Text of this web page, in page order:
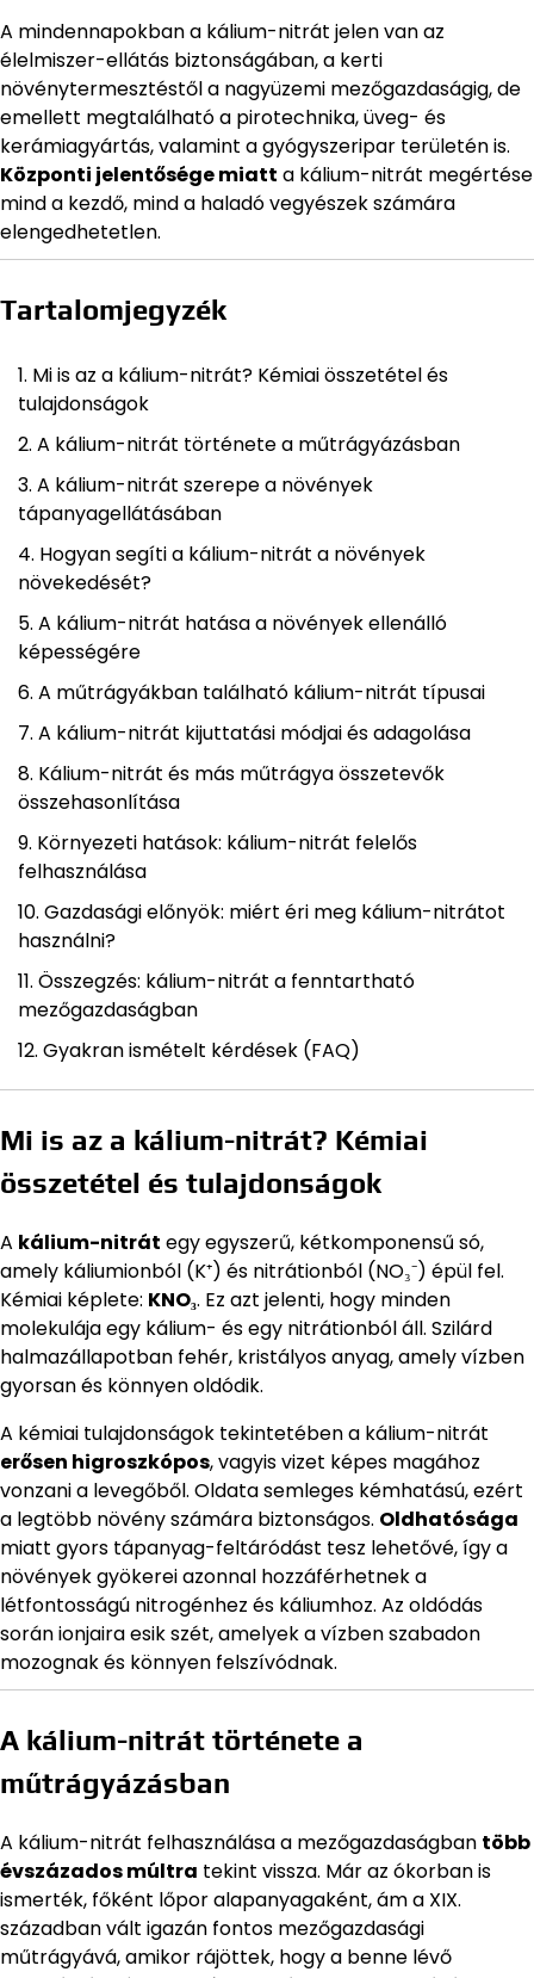
A mindennapokban a kálium-nitrát jelen van az
élelmiszer-ellátás biztonságában, a kerti
növénytermesztéstől a nagyüzemi mezőgazdaságig, de
emellett megtalálható a pirotechnika, üveg- és
kerámiagyártás, valamint a gyógyszeripar területén is.
Központi jelentősége miatt a kálium-nitrát megértése
mind a kezdő, mind a haladó vegyészek számára
elengedhetetlen.
Tartalomjegyzék
Mi is az a kálium-nitrát? Kémiai összetétel és
tulajdonságok
A kálium-nitrát története a műtrágyázásban
A kálium-nitrát szerepe a növények
tápanyagellátásában
Hogyan segíti a kálium-nitrát a növények
növekedését?
A kálium-nitrát hatása a növények ellenálló
képességére
A műtrágyákban található kálium-nitrát típusai
A kálium-nitrát kijuttatási módjai és adagolása
Kálium-nitrát és más műtrágya összetevők
összehasonlítása
Környezeti hatások: kálium-nitrát felelős
felhasználása
Gazdasági előnyök: miért éri meg kálium-nitrátot
használni?
Összegzés: kálium-nitrát a fenntartható
mezőgazdaságban
Gyakran ismételt kérdések (FAQ)
Mi is az a kálium-nitrát? Kémiai
összetétel és tulajdonságok
A kálium-nitrát egy egyszerű, kétkomponensű só,
amely káliumionból (K⁺) és nitrátionból (NO₃⁻) épül fel.
Kémiai képlete: KNO₃. Ez azt jelenti, hogy minden
molekulája egy kálium- és egy nitrátionból áll. Szilárd
halmazállapotban fehér, kristályos anyag, amely vízben
gyorsan és könnyen oldódik.
A kémiai tulajdonságok tekintetében a kálium-nitrát
erősen higroszkópos, vagyis vizet képes magához
vonzani a levegőből. Oldata semleges kémhatású, ezért
a legtöbb növény számára biztonságos. Oldhatósága
miatt gyors tápanyag-feltáródást tesz lehetővé, így a
növények gyökerei azonnal hozzáférhetnek a
létfontosságú nitrogénhez és káliumhoz. Az oldódás
során ionjaira esik szét, amelyek a vízben szabadon
mozognak és könnyen felszívódnak.
A kálium-nitrát története a
műtrágyázásban
A kálium-nitrát felhasználása a mezőgazdaságban több
évszázados múltra tekint vissza. Már az ókorban is
ismerték, főként lőpor alapanyagaként, ám a XIX.
században vált igazán fontos mezőgazdasági
műtrágyává, amikor rájöttek, hogy a benne lévő